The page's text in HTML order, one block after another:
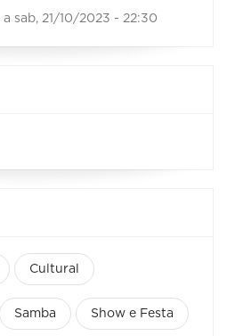
a sab, 21/10/2023 - 22:30
Cultural
Samba Show e Festa